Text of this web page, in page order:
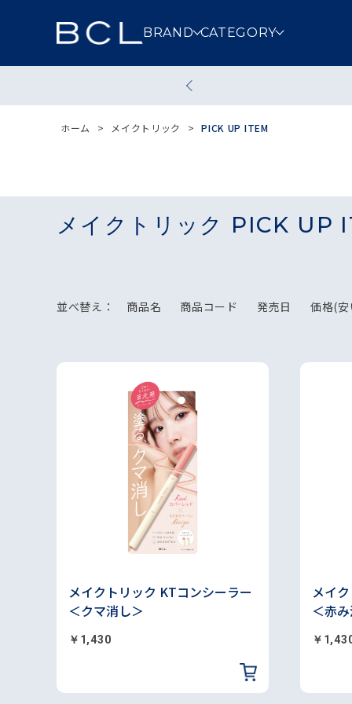
BRAND CATEGORY
スキンケア
クレンジング
洗顔
その他スキンケア
ホーム > メイクトリック > PICK UP ITEM
メイクトリック PICK UP
並べ替え： 商品名 商品コード 発売日 価格(
メイクトリック KTコンシーラー
＜クマ消し＞
￥1,430
メイ
＜赤
￥